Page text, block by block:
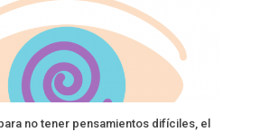
no tener pensamientos difíciles, el